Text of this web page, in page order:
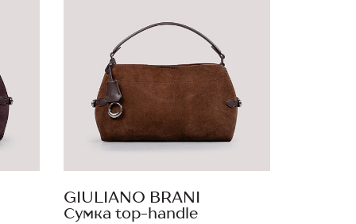
GIULIANO BRANI
Сумка top-handle